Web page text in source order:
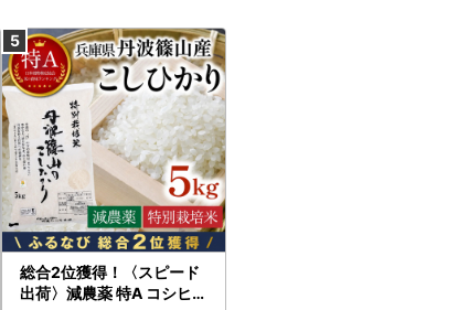
総合2位獲得！〈スピード
出荷〉減農薬 特A コシヒカ